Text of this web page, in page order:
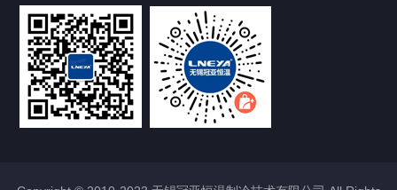
Chamber试验箱
FREEZER低温箱
VOCs冷凝回收装置